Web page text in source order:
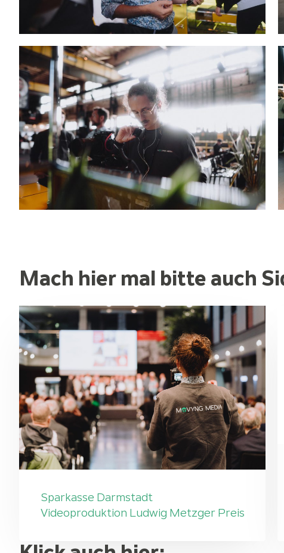
Mach hier mal bitte auch
Sparkasse Darmstadt
Videoproduktion Ludwig Metzger Preis